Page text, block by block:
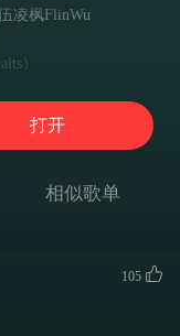
凌枫FlinWu
）
瑜 FishYu
打开
相似歌单
105